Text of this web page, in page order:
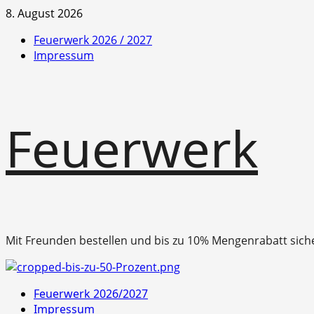
Zum
springen
8. August 2026
Feuerwerk 2026 / 2027
Impressum
Feuerwerk
Mit Freunden bestellen und bis zu 10% Mengenrabatt
Primäres
Menü
Feuerwerk 2026/2027
Impressum